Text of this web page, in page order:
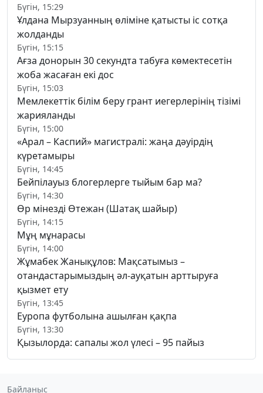
Бүгін, 15:29
Ұлдана Мырзуанның өліміне қатысты іс сотқа
жолданды
Бүгін, 15:15
Ағза донорын 30 секундта табуға көмектесетін
жоба жасаған екі дос
Бүгін, 15:03
Мемлекеттік білім беру грант иегерлерінің тізімі
жарияланды
Бүгін, 15:00
«Арал – Каспий» магистралі: жаңа дәуірдің
күретамыры
Бүгін, 14:45
Бейпілауыз блогерлерге тыйым бар ма?
Бүгін, 14:30
Өр мінезді Өтежан (Шатақ шайыр)
Бүгін, 14:15
Мұң мұнарасы
Бүгін, 14:00
Жұмабек Жанықұлов: Мақсатымыз –
отандастарымыздың әл-ауқатын арттыруға
қызмет ету
Бүгін, 13:45
Еуропа футболына ашылған қақпа
Бүгін, 13:30
Қызылорда: сапалы жол үлесі – 95 пайыз
Байланыс